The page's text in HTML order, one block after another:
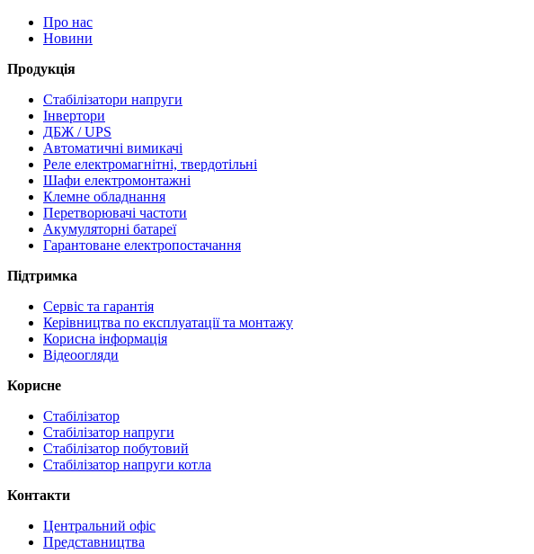
Про нас
Новини
Продукція
Стабілізатори напруги
Інвертори
ДБЖ / UPS
Автоматичні вимикачі
Реле електромагнітні, твердотільні
Шафи електромонтажні
Клемне обладнання
Перетворювачі частоти
Акумуляторні батареї
Гарантоване електропостачання
Підтримка
Сервіс та гарантія
Керівництва по експлуатації та монтажу
Корисна інформація
Відеоогляди
Корисне
Стабілізатор
Стабілізатор напруги
Стабілізатор побутовий
Стабілізатор напруги котла
Контакти
Центральний офіс
Представництва